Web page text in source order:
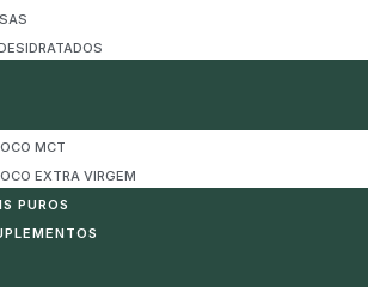
MCT
EXTRA VIRGEM
PUROS